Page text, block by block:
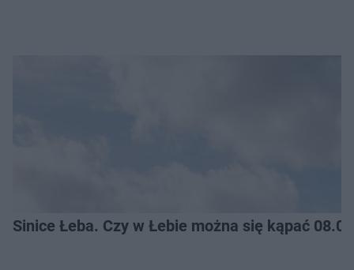
Sinice Łeba. Czy w Łebie można się kąpać